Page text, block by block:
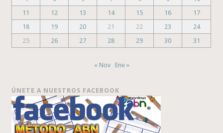
11
12 13 14 15 16
17
18
19 20 21 22 23
24
25
26 27 28 29 30 31
« Nov Ene »
ÚNETE A NUESTROS FACEBOOK